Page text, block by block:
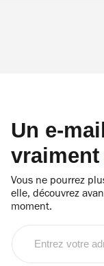
Un e-
vraiment
Vous ne pourrez
elle, découvrez
moment.